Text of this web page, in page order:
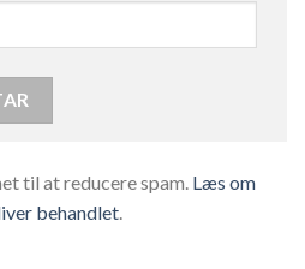
til at reducere spam. Læs om
behandlet.